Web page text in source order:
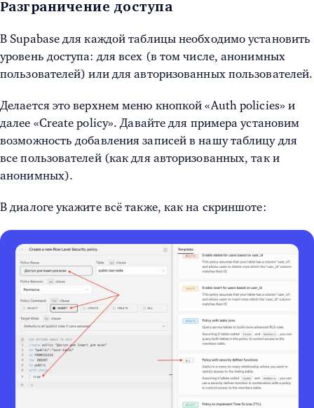
Разграничение доступа
В Supabase для каждой таблицы необходимо установить
уровень доступа: для всех (в том числе, анонимных
пользователей) или для авторизованных пользователей.
Делается это верхнем меню кнопкой «Auth policies» и
далее «Create policy». Давайте для примера установим
возможность добавления записей в нашу таблицу для
все пользователей (как для авторизованных, так и
анонимных).
В диалоге укажите всё также, как на скриншоте: